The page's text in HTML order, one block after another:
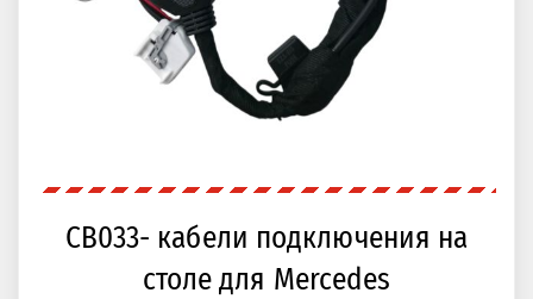
CB033- кабели подключения на
столе для Mercedes